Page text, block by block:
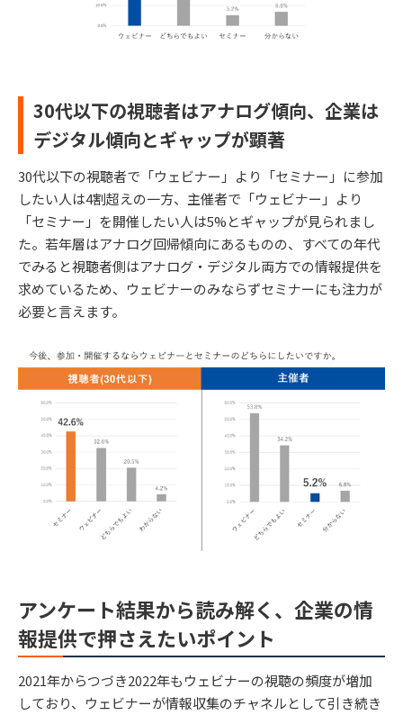
30代以下の視聴者はアナログ傾向、企業は
デジタル傾向とギャップが顕著
30代以下の視聴者で「ウェビナー」より「セミナー」に参加
したい人は4割超えの一方、主催者で「ウェビナー」より
「セミナー」を開催したい人は5%とギャップが見られまし
た。若年層はアナログ回帰傾向にあるものの、すべての年代
でみると視聴者側はアナログ・デジタル両方での情報提供を
求めているため、ウェビナーのみならずセミナーにも注力が
必要と言えます。
アンケート結果から読み解く、企業の情
報提供で押さえたいポイント
2021年からつづき2022年もウェビナーの視聴の頻度が増加
しており、ウェビナーが情報収集のチャネルとして引き続き